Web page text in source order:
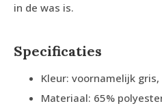
in de was is.
Specificaties
Kleur: voornamelijk
Materiaal: 65%